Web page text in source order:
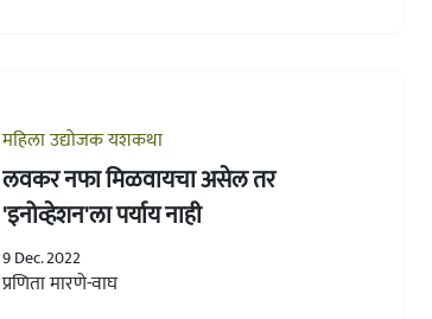
महिला उद्योजक यशकथा
लवकर नफा मिळवायचा असेल तर
'इनोव्हेशन'ला पर्याय नाही
9 Dec. 2022
प्रणिता मारणे-वाघ